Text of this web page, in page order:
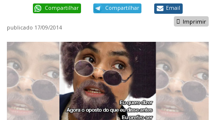
Compartilhar Compartilhar Email
Imprimir
publicado 17/09/2014